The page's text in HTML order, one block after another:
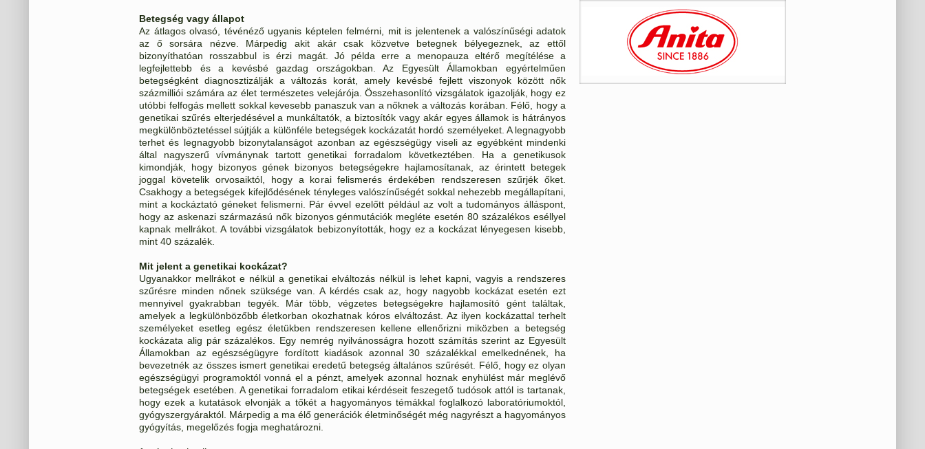
Betegség vagy állapot
Az átlagos olvasó, tévénéző ugyanis képtelen felmérni, mit is jelentenek a valószínűségi adatok
az ő sorsára nézve. Márpedig akit akár csak közvetve betegnek bélyegeznek, az ettől
bizonyíthatóan rosszabbul is érzi magát. Jó példa erre a menopauza eltérő megítélése a
legfejlettebb és a kevésbé gazdag országokban. Az Egyesült Államokban egyértelműen
betegségként diagnosztizálják a változás korát, amely kevésbé fejlett viszonyok között nők
százmilliói számára az élet természetes velejárója. Összehasonlító vizsgálatok igazolják, hogy ez
utóbbi felfogás mellett sokkal kevesebb panaszuk van a nőknek a változás korában. Félő, hogy a
genetikai szűrés elterjedésével a munkáltatók, a biztosítók vagy akár egyes államok is hátrányos
megkülönböztetéssel sújtják a különféle betegségek kockázatát hordó személyeket. A legnagyobb
terhet és legnagyobb bizonytalanságot azonban az egészségügy viseli az egyébként mindenki
által nagyszerű vívmánynak tartott genetikai forradalom következtében. Ha a genetikusok
kimondják, hogy bizonyos gének bizonyos betegségekre hajlamosítanak, az érintett betegek
joggal követelik orvosaiktól, hogy a korai felismerés érdekében rendszeresen szűrjék őket.
Csakhogy a betegségek kifejlődésének tényleges valószínűségét sokkal nehezebb megállapítani,
mint a kockáztató géneket felismerni. Pár évvel ezelőtt például az volt a tudományos álláspont,
hogy az askenazi származású nők bizonyos génmutációk megléte esetén 80 százalékos eséllyel
kapnak mellrákot. A további vizsgálatok bebizonyították, hogy ez a kockázat lényegesen kisebb,
mint 40 százalék.
Mit jelent a genetikai kockázat?
Ugyanakkor mellrákot e nélkül a genetikai elváltozás nélkül is lehet kapni, vagyis a rendszeres
szűrésre minden nőnek szüksége van. A kérdés csak az, hogy nagyobb kockázat esetén ezt
mennyivel gyakrabban tegyék. Már több, végzetes betegségekre hajlamosító gént találtak,
amelyek a legkülönbözőbb életkorban okozhatnak kóros elváltozást. Az ilyen kockázattal terhelt
személyeket esetleg egész életükben rendszeresen kellene ellenőrizni miközben a betegség
kockázata alig pár százalékos. Egy nemrég nyilvánosságra hozott számítás szerint az Egyesült
Államokban az egészségügyre fordított kiadások azonnal 30 százalékkal emelkednének, ha
bevezetnék az összes ismert genetikai eredetű betegség általános szűrését. Félő, hogy ez olyan
egészségügyi programoktól vonná el a pénzt, amelyek azonnal hoznak enyhülést már meglévő
betegségek esetében. A genetikai forradalom etikai kérdéseit feszegető tudósok attól is tartanak,
hogy ezek a kutatások elvonják a tőkét a hagyományos témákkal foglalkozó laboratóriumoktól,
gyógyszergyáraktól. Márpedig a ma élő generációk életminőségét még nagyrészt a hagyományos
gyógyítás, megelőzés fogja meghatározni.